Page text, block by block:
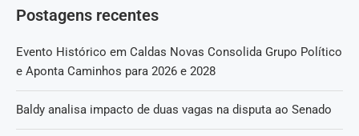
Postagens recentes
Evento Histórico em Caldas Novas Consolida Grupo Político
e Aponta Caminhos para 2026 e 2028
Baldy analisa impacto de duas vagas na disputa ao Senado